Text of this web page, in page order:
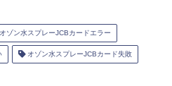
ゾン水スプレーJCBカードエラー
オゾン水スプレーJCBカード失敗